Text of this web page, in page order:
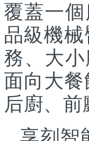
覆蓋一
品級機
務、大
面向大
后廚、
享刻智